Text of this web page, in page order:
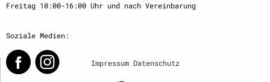
Freitag 10:00-16:00 Uhr und nach Vereinbarung
Soziale Medien:
Impressum Datenschutz